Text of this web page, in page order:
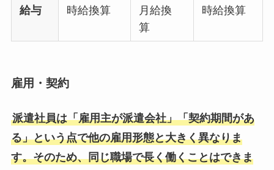
給与 時給換算
月給換
算
時給換算
雇用・契約
派遣社員は「雇用主が派遣会社」「契約期間があ
る」という点で他の雇用形態と大きく異なりま
す。そのため、同じ職場で長く働くことはできま